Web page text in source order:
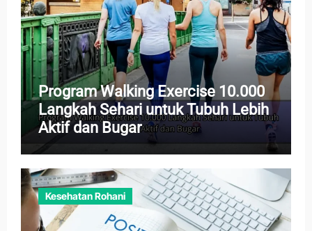
Program Walking Exercise 10.000
Langkah Sehari untuk Tubuh Lebih
Aktif dan Bugar
Kesehatan Rohani